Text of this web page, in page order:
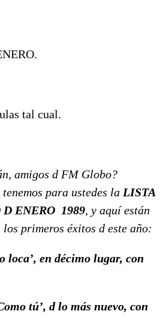
tal cual.
amigos d FM Globo?
para ustedes la LISTA
ENERO 1989, y aquí están
primeros éxitos d este año:
loca’, en décimo lugar, con
tú’, d lo más nuevo, con